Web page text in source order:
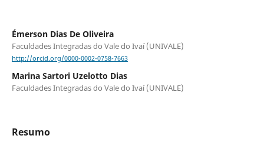
Émerson Dias De Oliveira
Faculdades Integradas do Vale do Ivaí (UNIVALE)
http://orcid.org/0000-0002-0758-7663
Marina Sartori Uzelotto Dias
Faculdades Integradas do Vale do Ivaí (UNIVALE)
Resumo